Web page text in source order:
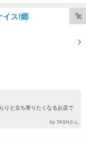
イス!郷
りと立ち寄りたくなるお店で
by TASHさん